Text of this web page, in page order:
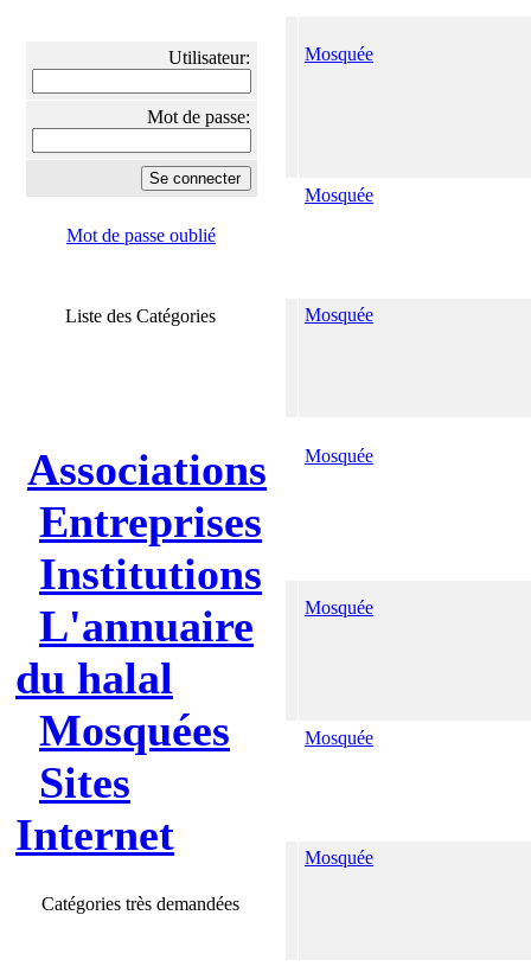
Utilisateur:
Mot de passe:
Mot de passe oublié
Liste des Catégories
Associations
Entreprises
Institutions
L'annuaire
du halal
Mosquées
Sites
Internet
Catégories très demandées
Mosquée
Mosquée
Mosquée
Mosquée
Mosquée
Mosquée
Mosquée